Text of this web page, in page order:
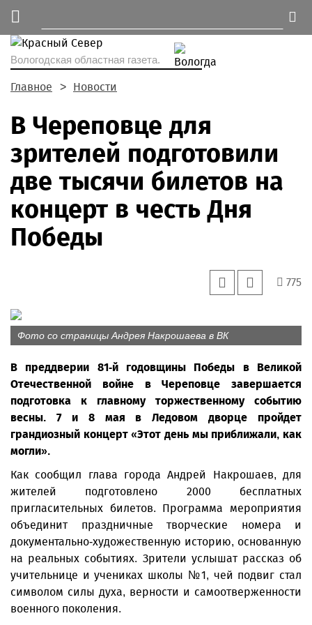
Вологодская областная газета.
Главное Новости
В Череповце для
зрителей подготовили
две тысячи билетов на
концерт в честь Дня
Победы
775
Фото со страницы Андрея Накрошаева в ВК
В преддверии 81-й годовщины Победы в Великой
Отечественной войне в Череповце завершается
подготовка к главному торжественному событию
весны. 7 и 8 мая в Ледовом дворце пройдет
грандиозный концерт «Этот день мы приближали, как
могли».
Как сообщил глава города Андрей Накрошаев, для
жителей подготовлено 2000 бесплатных
пригласительных билетов. Программа мероприятия
объединит праздничные творческие номера и
документально-художественную историю, основанную
на реальных событиях. Зрители услышат рассказ об
учительнице и учениках школы №1, чей подвиг стал
символом силы духа, верности и самоотверженности
военного поколения.